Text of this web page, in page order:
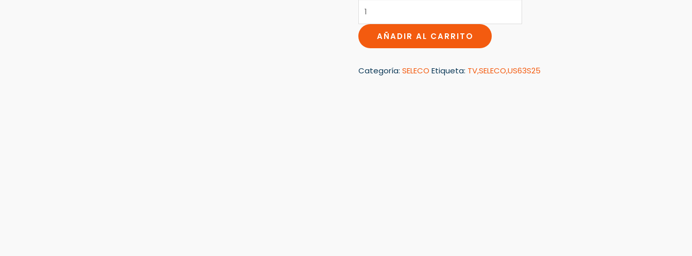
AÑADIR AL CARRITO
Categoría: SELECO Etiqueta: TV,SELECO,US63S25